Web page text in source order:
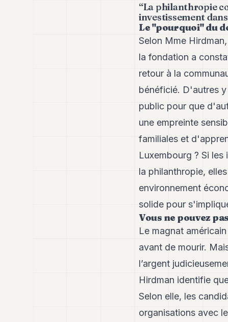
“La philanthropie
investissement
Le "pourquoi" du
Selon Mme
la fondation a
retour à la
bénéficié. D'autres
public pour que
une empreinte
familiales et
Luxembourg ? Si
la philanthropie,
environnement
solide pour
Vous ne pouvez
Le magnat
avant de mourir.
l’argent
Hirdman identifie
Selon elle, les
organisations avec